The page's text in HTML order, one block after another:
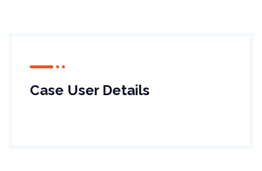
Case User Details